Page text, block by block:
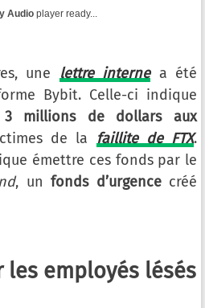
Audio player ready...
une lettre internea été
Bybit. Celle-ci indique
3 millions de dollars aux
de la faillite de FTX.
émettre ces fonds par le
, unfonds d’urgencecréé
les employés lésés